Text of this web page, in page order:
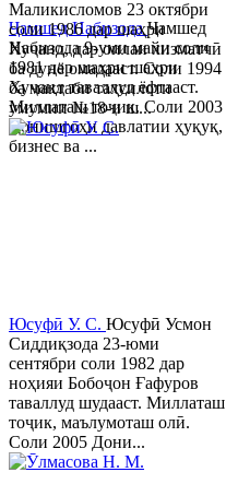
Ҷамшед НабизодаҶамшед
Набизода 9-уми майи соли
1981 дар шаҳри шаҳри
Хуҷанд таваллуд ёфтааст.
Миллаташ тоҷик. Соли 2003
Донишгоҳи давлатии ҳуқуқ,
бизнес ва ...
Маликисломов 23 октябри
соли 1986 дар шаҳри
Хуҷанд, дар оилаи хизматчӣ
ба дунё омадааст. Соли 1994
ба мактаби таҳсилоти
умумии №18-и ш...
Юсуфӣ У. C. Юсуфӣ Усмон
Сиддиқзода 23-юми
сентябри соли 1982 дар
ноҳияи Бобоҷон Ғафуров
таваллуд шудааст. Миллаташ
тоҷик, маълумоташ олӣ.
Соли 2005 Дони...